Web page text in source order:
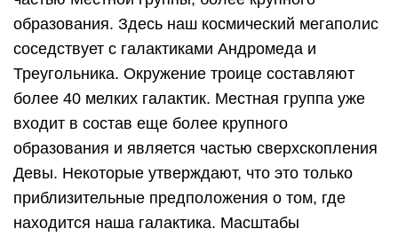
образования. Здесь наш космический мегаполис
соседствует с галактиками Андромеда и
Треугольника. Окружение троице составляют
более 40 мелких галактик. Местная группа уже
входит в состав еще более крупного
образования и является частью сверхскопления
Девы. Некоторые утверждают, что это только
приблизительные предположения о том, где
находится наша галактика. Масштабы